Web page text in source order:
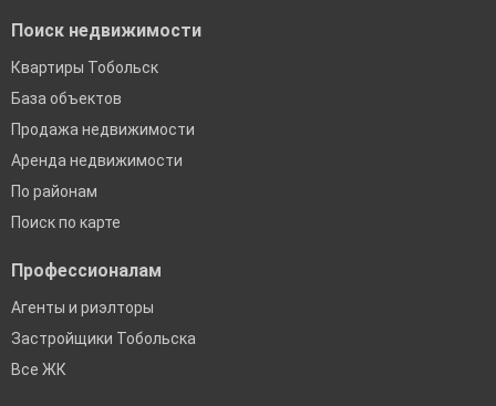
Поиск недвижимости
Квартиры Тобольск
База объектов
Продажа недвижимости
Аренда недвижимости
По районам
Поиск по карте
Профессионалам
Агенты и риэлторы
Застройщики Тобольска
Все ЖК